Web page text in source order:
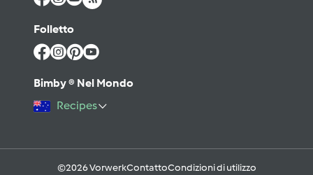
Folletto
Bimby ® Nel Mondo
Recipes
©2026 VorwerkContattoCondizioni di utilizzo